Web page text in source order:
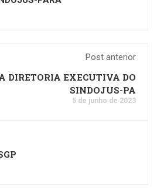
Post anterior
DIRETORIA EXECUTIVA DO
SINDOJUS-PA
5 de junho de 2023